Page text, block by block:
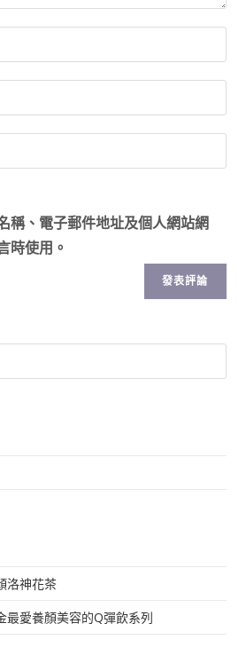
稱、電子郵件地址及個人網站網
時使用。
洛神花茶
最愛養顏美容的Q彈飲系列